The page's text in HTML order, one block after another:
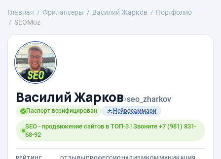
Главная Фрилансеры Василий Жарков
Портфолио
SEOMoz
Василий Жарков›seo_zharkov
Паспорт верифицирован Нейросаммари
SEO - продвижение сайтов в ТОП-3 ! Звоните +7 (981) 831-
68-92